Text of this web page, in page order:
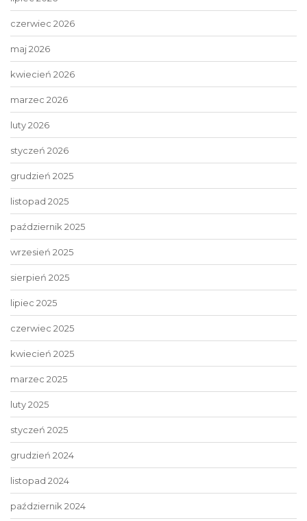
czerwiec 2026
maj 2026
kwiecień 2026
marzec 2026
luty 2026
styczeń 2026
grudzień 2025
listopad 2025
październik 2025
wrzesień 2025
sierpień 2025
lipiec 2025
czerwiec 2025
kwiecień 2025
marzec 2025
luty 2025
styczeń 2025
grudzień 2024
listopad 2024
październik 2024